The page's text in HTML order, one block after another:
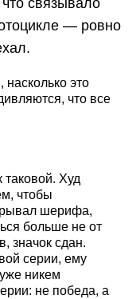
связывало
— ровно
это
что все
таковой. Худ
чтобы
шерифа,
больше не от
значок сдан.
серии, ему
никем
не победа, а